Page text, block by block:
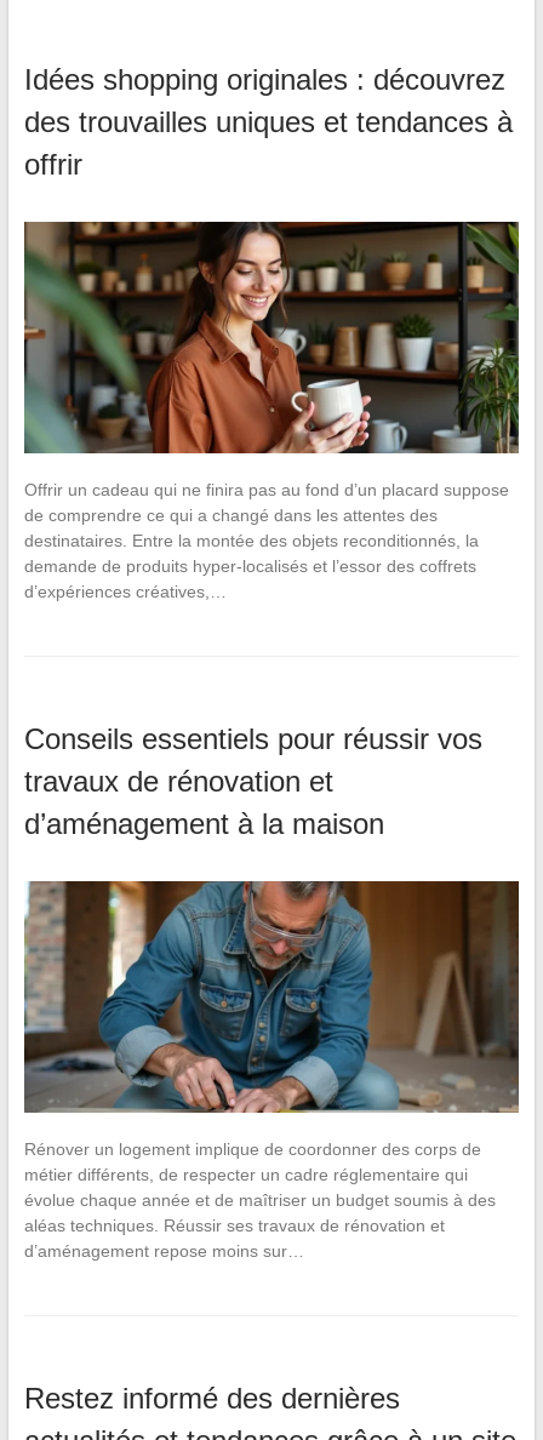
Idées shopping originales : découvrez
des trouvailles uniques et tendances à
offrir
Offrir un cadeau qui ne finira pas au fond d’un placard suppose
de comprendre ce qui a changé dans les attentes des
destinataires. Entre la montée des objets reconditionnés, la
demande de produits hyper-localisés et l’essor des coffrets
d’expériences créatives,…
Conseils essentiels pour réussir vos
travaux de rénovation et
d’aménagement à la maison
Rénover un logement implique de coordonner des corps de
métier différents, de respecter un cadre réglementaire qui
évolue chaque année et de maîtriser un budget soumis à des
aléas techniques. Réussir ses travaux de rénovation et
d’aménagement repose moins sur…
Restez informé des dernières